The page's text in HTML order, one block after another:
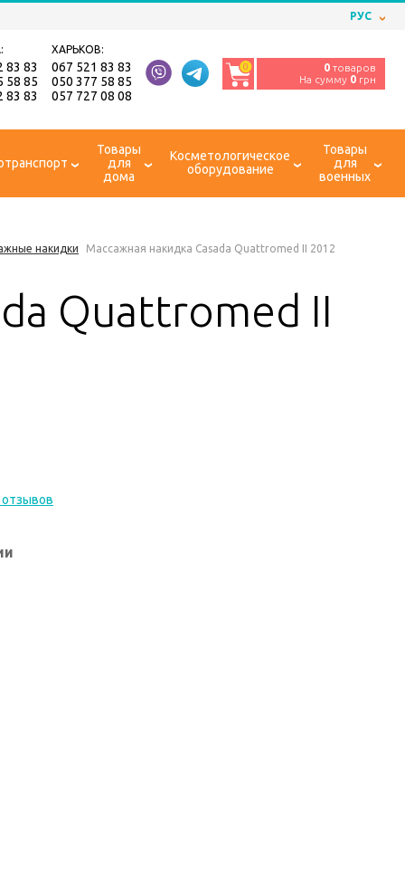
РУС
83 83
58 85
83 83
ХАРЬКОВ:
067 521 83 83
050 377 58 85
057 727 08 08
0 0 товаров
На сумму 0 грн
Товары
для
дома
Косметологическое
оборудование
Товары
для
военных
накидки Массажная накидка Casada Quattromed II 2012
Quattromed II
отзывов